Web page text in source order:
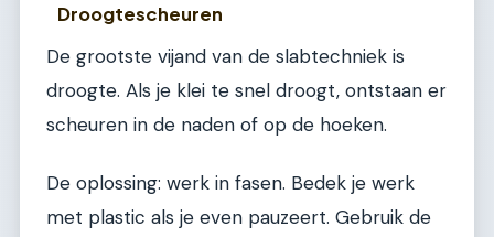
Droogtescheuren
De grootste vijand van de slabtechniek is
droogte. Als je klei te snel droogt, ontstaan er
scheuren in de naden of op de hoeken.
De oplossing: werk in fasen. Bedek je werk
met plastic als je even pauzeert. Gebruik de